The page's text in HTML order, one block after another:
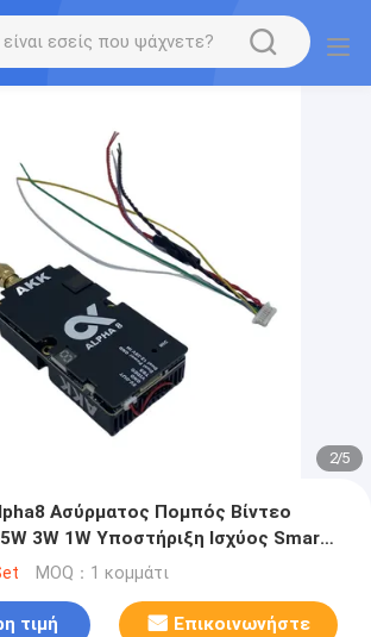
2/5
Ασύρματος Πομπός Βίντεο
3W 1W Υποστήριξη Ισχύος Smart
MOQ：1 κομμάτι
τιμή Επικοινωνήστε